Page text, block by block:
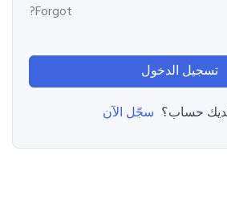
Forgot?
تسجيل الدخول
حساب؟ سجّل الآن